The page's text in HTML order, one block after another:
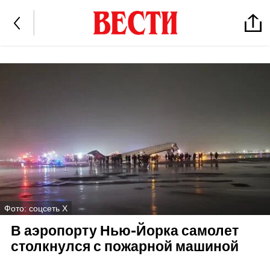
Фото: соцсеть Х
В аэропорту Нью-Йорка самолет
столкнулся с пожарной машиной